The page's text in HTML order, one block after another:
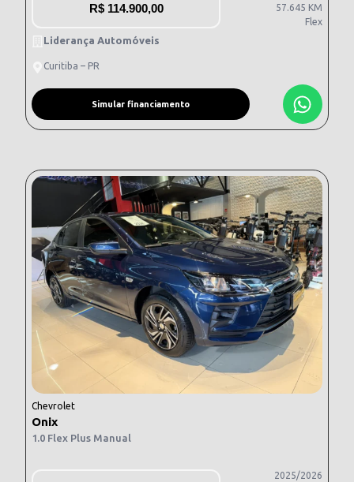
R$114.900,00
57.645 KM
Flex
Liderança Automóveis
Curitiba – PR
Simular financiamento
Chevrolet
Onix
1.0 Flex Plus Manual
2025/2026